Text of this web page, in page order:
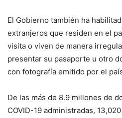
El Gobierno también ha
extranjeros que residen en el
visita o viven de manera
presentar su pasaporte u otro
con fotografía emitido por el
De las más de 8.9 millones de
COVID-19 administradas,